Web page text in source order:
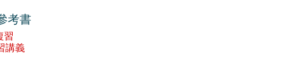
考書
習
講義